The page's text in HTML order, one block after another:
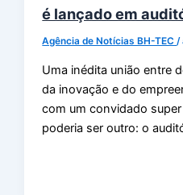
é lançado em
Agência de Notícias BH-TEC/
Uma inédita união entre
da inovação e do
com um convidado
poderia ser outro: o